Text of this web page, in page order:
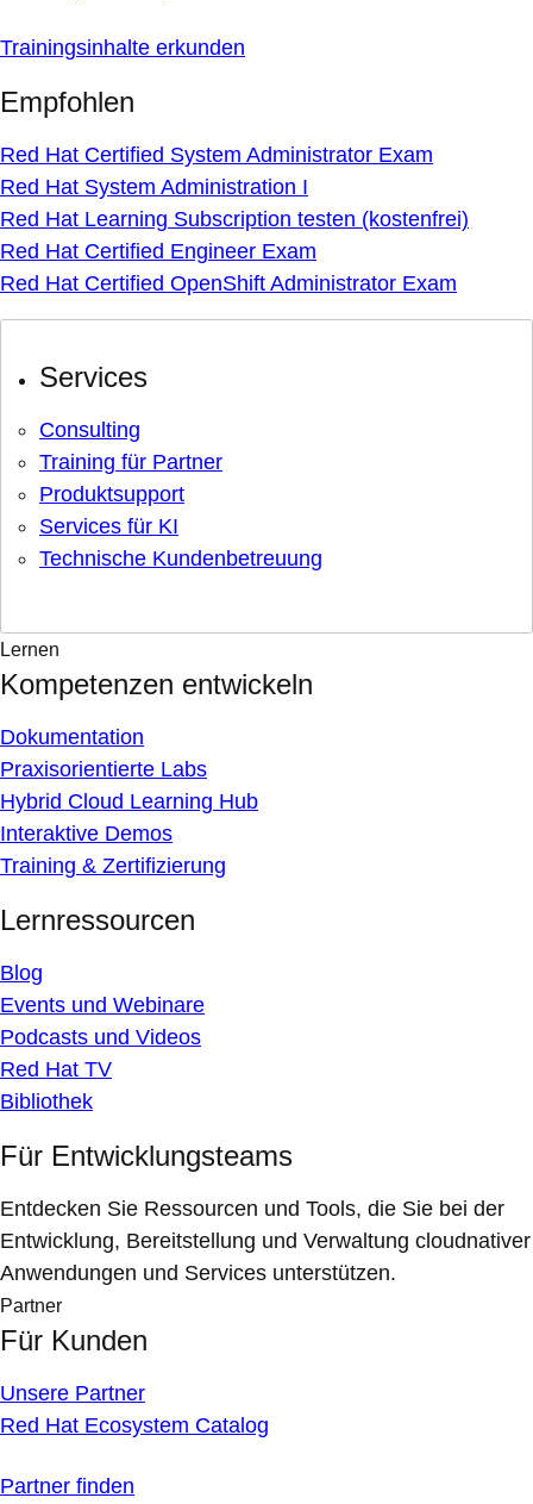
Trainingsinhalte erkunden
Empfohlen
Red Hat Certified System Administrator Exam
Red Hat System Administration I
Red Hat Learning Subscription testen (kostenfrei)
Red Hat Certified Engineer Exam
Red Hat Certified OpenShift Administrator Exam
Services
Consulting
Training für Partner
Produktsupport
Services für KI
Technische Kundenbetreuung
Lernen
Kompetenzen entwickeln
Dokumentation
Praxisorientierte Labs
Hybrid Cloud Learning Hub
Interaktive Demos
Training & Zertifizierung
Lernressourcen
Blog
Events und Webinare
Podcasts und Videos
Red Hat TV
Bibliothek
Für Entwicklungsteams
Entdecken Sie Ressourcen und Tools, die Sie bei der
Entwicklung, Bereitstellung und Verwaltung cloudnativer
Anwendungen und Services unterstützen.
Partner
Für Kunden
Unsere Partner
Red Hat Ecosystem Catalog
Partner finden